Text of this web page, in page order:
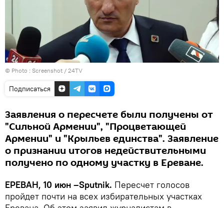
© Photo : Screenshot / 24TV
Подписаться
Заявления о пересчете были получены от
"Сильной Армении", "Процветающей
Армении" и "Крыльев единства". Заявление
о признании итогов недействительными
получено по одному участку в Ереване.
ЕРЕВАН, 10 июн –Sputnik. Пересчет голосов
пройдет почти на всех избирательных участках